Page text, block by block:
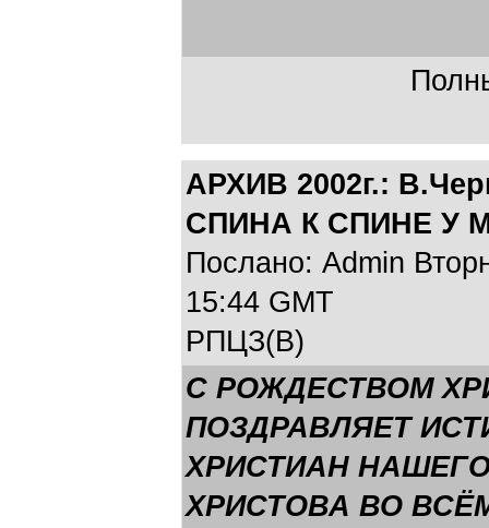
АРХИВ 2002г.:
СПИНА К СПИНЕ У
Послано: Admin
15:44 GMT
РПЦЗ(В)
С РОЖДЕСТВОМ
ПОЗДРАВЛЯЕТ
ХРИСТИАН
ХРИСТОВА ВО